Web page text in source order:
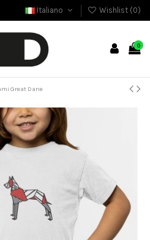
Italiano Wishlist (0)
0
Great Dane